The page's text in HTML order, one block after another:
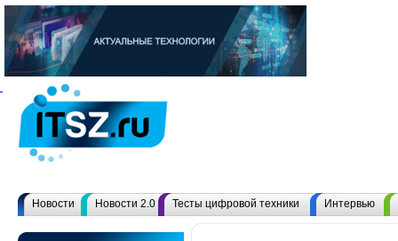
Новости Новости 2.0 Тесты цифровой техники Интервью